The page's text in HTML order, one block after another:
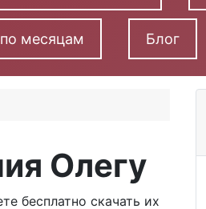
месяцам Блог
Олегу
бесплатно скачать их